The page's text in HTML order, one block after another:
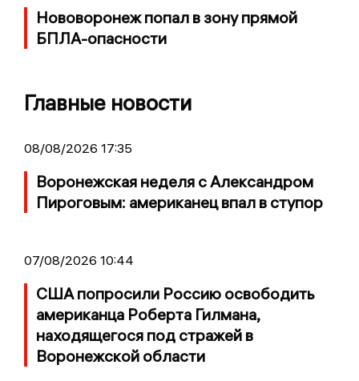
Нововоронеж попал в зону прямой
БПЛА-опасности
Главные новости
08/08/2026 17:35
Воронежская неделя с Александром
Пироговым: американец впал в ступор
07/08/2026 10:44
США попросили Россию освободить
американца Роберта Гилмана,
находящегося под стражей в
Воронежской области